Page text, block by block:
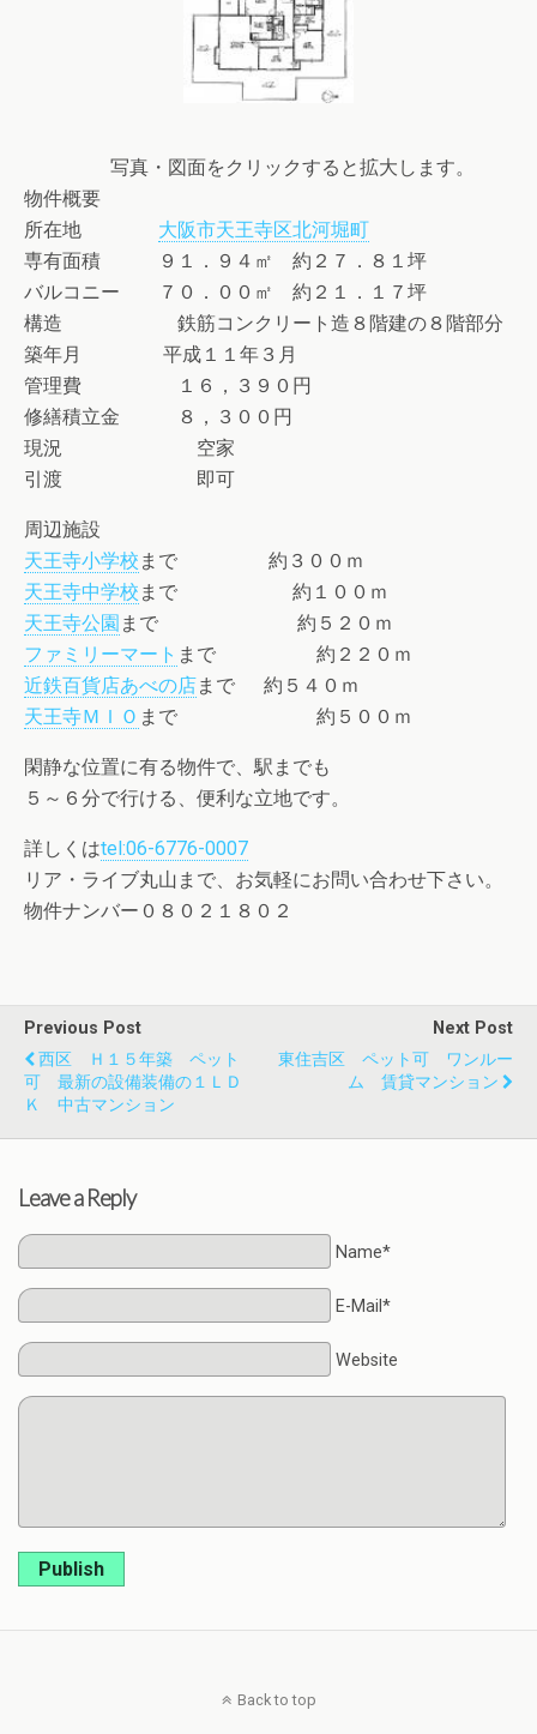
写真・図面をクリックすると拡大します。
物件概要
所在地 大阪市天王寺区北河堀町
専有面積 ９１．９４㎡ 約２７．８１坪
バルコニー ７０．００㎡ 約２１．１７坪
構造 鉄筋コンクリート造８階建の８階部分
築年月 平成１１年３月
管理費 １６，３９０円
修繕積立金 ８，３００円
現況 空家
引渡 即可
周辺施設
天王寺小学校 まで 約３００ｍ
天王寺中学校 まで 約１００ｍ
天王寺公園 まで 約５２０ｍ
ファミリーマート まで 約２２０ｍ
近鉄百貨店あべの店まで 約５４０ｍ
天王寺ＭＩＯ まで 約５００ｍ
閑静な位置に有る物件で、駅までも
５～６分で行ける、便利な立地です。
詳しくはtel:06-6776-0007
リア・ライブ丸山まで、お気軽にお問い合わせ下さい。
物件ナンバー０８０２１８０２
Previous Post
西区 Ｈ１５年築 ペット
可 最新の設備装備の１ＬＤ
Ｋ 中古マンション
Next Post
東住吉区 ペット可 ワンルー
ム 賃貸マンション
Leave a Reply
Name*
E-Mail*
Website
Publish
Back to top